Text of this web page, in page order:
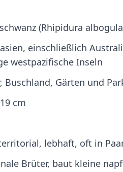
(Rhipidura
einschließlich
westpazifische Inseln
Buschland, Gärten und
cm
lebhaft, oft in
Brüter, baut kleine